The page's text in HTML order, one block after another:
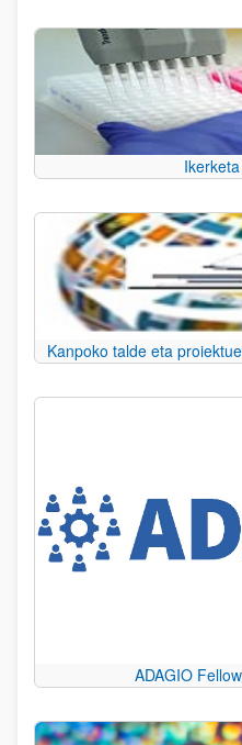
Kanpoko talde eta
ADAGIO